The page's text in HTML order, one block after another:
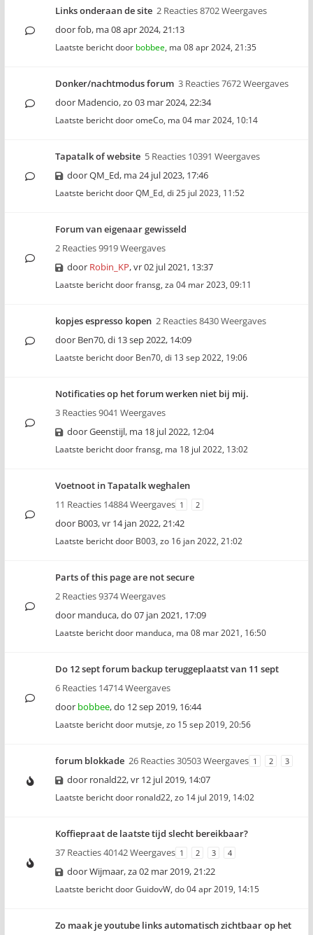
Links onderaan de site 2 Reacties 8702 Weergaves
doorfob, ma 08 apr 2024, 21:13
Laatste bericht door bobbee, ma 08 apr 2024, 21:35
Donker/nachtmodus forum 3 Reacties 7672 Weergaves
door Madencio,zo 03 mar 2024, 22:34
Laatste bericht dooromeCo, ma 04 mar 2024, 10:14
Tapatalk of website 5 Reacties 10391 Weergaves
doorQM_Ed, ma 24 jul 2023, 17:46
Laatste bericht doorQM_Ed, di 25 jul 2023, 11:52
Forum van eigenaar gewisseld
2 Reacties 9919 Weergaves
door Robin_KP,vr 02 jul 2021, 13:37
Laatste bericht doorfransg, za 04 mar 2023, 09:11
kopjes espresso kopen 2 Reacties 8430 Weergaves
door Ben70,di 13 sep 2022, 14:09
Laatste bericht door Ben70, di 13 sep 2022, 19:06
Notificaties op het forum werken niet bij mij.
3 Reacties 9041 Weergaves
doorGeenstijl, ma 18 jul 2022, 12:04
Laatste bericht doorfransg, ma 18 jul 2022, 13:02
Voetnoot in Tapatalk weghalen
11 Reacties 14884 Weergaves 1 2
door B003,vr 14 jan 2022, 21:42
Laatste bericht door B003, zo 16 jan 2022, 21:02
Parts of this page are not secure
2 Reacties 9374 Weergaves
door manduca,do 07 jan 2021, 17:09
Laatste bericht door manduca, ma 08 mar 2021, 16:50
Do 12 sept forum backup teruggeplaatst van 11 sept
6 Reacties 14714 Weergaves
door bobbee,do 12 sep 2019, 16:44
Laatste bericht door mutsje, zo 15 sep 2019, 20:56
forum blokkade 26 Reacties 30503 Weergaves 1 2 3
door ronald22,vr 12 jul 2019, 14:07
Laatste bericht door ronald22, zo 14 jul 2019, 14:02
Koffiepraat de laatste tijd slecht bereikbaar?
37 Reacties 40142 Weergaves 1 2 3 4
doorWijmaar,za 02 mar 2019, 21:22
Laatste bericht doorGuidovW, do 04 apr 2019, 14:15
Zo maak je youtube links automatisch zichtbaar op het